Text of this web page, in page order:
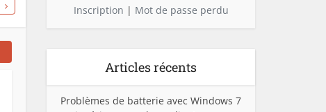
Inscription | Mot de passe perdu
Articles récents
Problèmes de batterie avec Windows 7